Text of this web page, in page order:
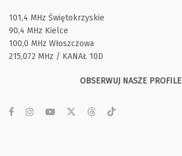
101,4 MHz Świętokrzyskie
90,4 MHz Kielce
100,0 MHz Włoszczowa
215,072 MHz / KANAŁ 10D
OBSERWUJ NASZE PROFILE